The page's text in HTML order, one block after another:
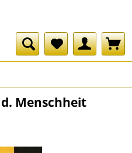
Menschheit